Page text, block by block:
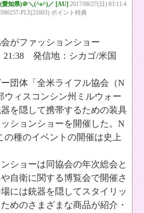
愛知県)＠＼(^o^)／ [AU] 2017/08/27(日) 03:11:4
PLT(21003) ポイント特典
がファッションショー
21:38 発信地：シカゴ/米国
団体「全米ライフル協会（N
ウィスコンシン州ミルウォー
を隠して携帯するための装具
ションショーを開催した。N
の種のイベントの開催は史上
ショーは同協会の年次総会と
自衛に関する博覧会で開催さ
には銃器を隠してスタイリッ
めのさまざまな商品が紹介・